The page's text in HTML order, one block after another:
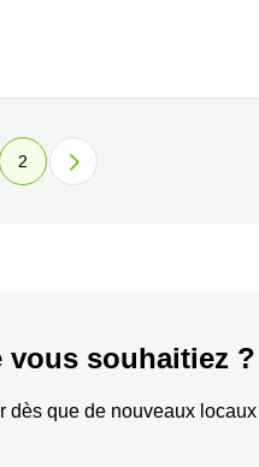
2
vous souhaitiez ?
dès que de nouveaux locaux